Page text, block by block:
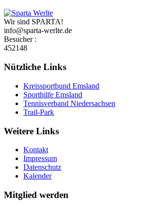
Wir sind SPARTA!
info@sparta-werlte.de
Besucher :
452148
Nützliche Links
Kreissportbund Emsland
Sporthilfe Emsland
Tennisverband Niedersachsen
Trail-Park
Weitere Links
Kontakt
Impressum
Datenschutz
Kalender
Mitglied werden